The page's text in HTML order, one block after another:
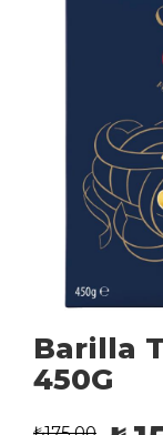
Barilla
450G